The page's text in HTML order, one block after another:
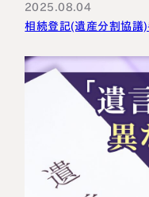
2025.08.04
相続登記(遺産分割協議